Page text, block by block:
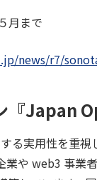
月まで
news/r7/
『Japan
る実用性を重
業や web3 事業